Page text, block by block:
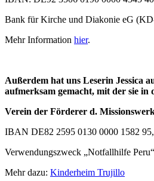
Bank für Kirche und Diakonie eG
Mehr Information hier.
Außerdem hat uns Leserin Jessica
aufmerksam gemacht, mit der sie
Verein der Förderer d.
IBAN DE82 2595 0130 0000 1582
Verwendungszweck „Notfallhilfe Peru“
Mehr dazu: Kinderheim Trujillo